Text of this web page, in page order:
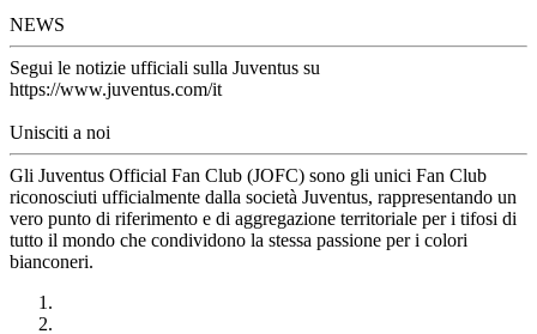
NEWS
Segui le notizie ufficiali sulla Juventus su
https://www.juventus.com/it
Unisciti a noi
Gli Juventus Official Fan Club (JOFC) sono gli unici Fan Club
riconosciuti ufficialmente dalla società Juventus, rappresentando un
vero punto di riferimento e di aggregazione territoriale per i tifosi di
tutto il mondo che condividono la stessa passione per i colori
bianconeri.